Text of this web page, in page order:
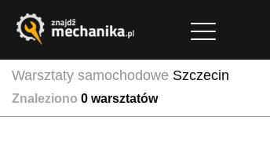
Warsztaty samochodowe Szczecin
Znaleziono 0 warsztatów